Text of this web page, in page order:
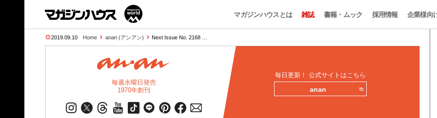
マガジンハウスとは 雑誌 書籍・ムック 採用情報 企業様向
2019.09.10 Home anan (アンアン) Next Issue No. 2168 …
毎週水曜日発売
1970年創刊
毎日更新！ 公式サイトはこちら
anan